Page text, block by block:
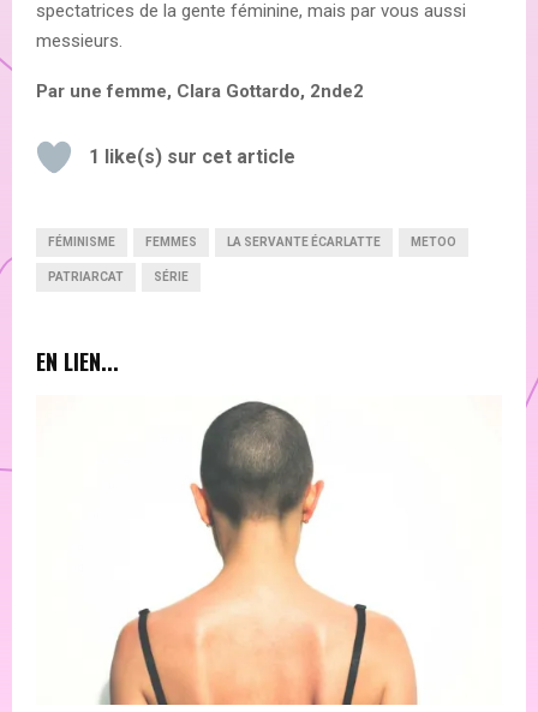
spectatrices de la gente féminine, mais par vous aussi
messieurs.
Par une femme, Clara Gottardo, 2nde2
1 like(s) sur cet article
FÉMINISME FEMMES LA SERVANTE ÉCARLATTE METOO
PATRIARCAT SÉRIE
EN LIEN...